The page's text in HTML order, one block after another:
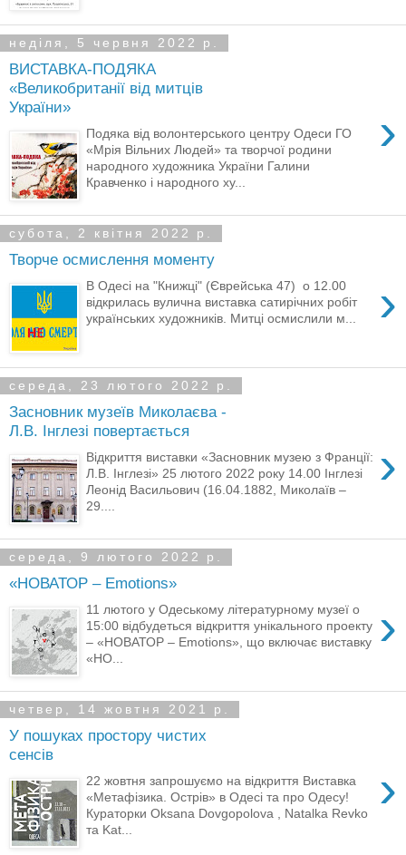
неділя, 5 червня 2022 р.
ВИСТАВКА-ПОДЯКА
«Великобританії від митців
України»
›
Подяка від волонтерського центру Одеси ГО
«Мрія Вільних Людей» та творчої родини
народного художника України Галини
Кравченко і народного ху...
субота, 2 квітня 2022 р.
Творче осмислення моменту
›
В Одесі на "Книжці" (Єврейська 47) о 12.00
відкрилась вулична виставка сатирічних робіт
українських художників. Митці осмислили м...
середа, 23 лютого 2022 р.
Засновник музеїв Миколаєва -
Л.В. Інглезі повертається
›
Відкриття виставки «Засновник музею з Франції:
Л.В. Інглезі» 25 лютого 2022 року 14.00 Інглезі
Леонід Васильович (16.04.1882, Миколаїв –
29....
середа, 9 лютого 2022 р.
«НОВАТОР – Еmotions»
›
11 лютого у Одеському літературному музеї о
15:00 відбудеться відкриття унікального проекту
– «НОВАТОР – Еmotions», що включає виставку
«НО...
четвер, 14 жовтня 2021 р.
У пошуках простору чистих
сенсів
›
22 жовтня запрошуємо на відкриття Виставка
«Метафізика. Острів» в Одесі та про Одесу!
Кураторки Oksana Dovgopolova , Natalka Revko
та Kat...